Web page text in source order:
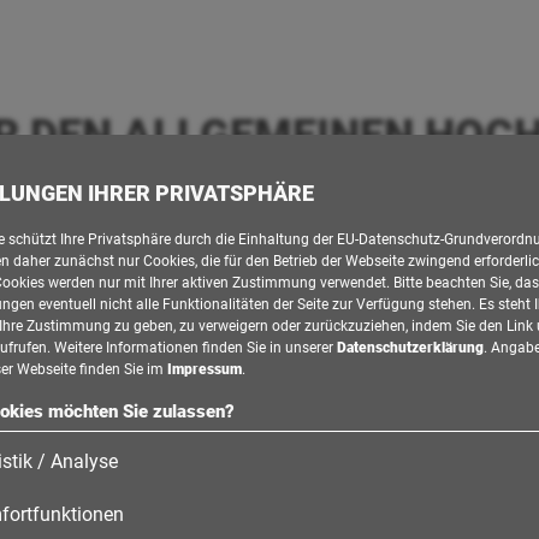
DEN ALLGEMEINEN
NACH DIN EN 206-1 UND DIN
Beton für Außenbauteile
Bauteile (LH)
und Beratungen zu den einzelnen
IHRER PRIVATSPHÄRE
schützt Ihre Privatsphäre durch die Einhaltung der EU-Datenschutz-
daher zunächst nur Cookies, die für den Betrieb der Webseite zwingend
werden nur mit Ihrer aktiven Zustimmung verwendet. Bitte beachten Sie,
eventuell nicht alle Funktionalitäten der Seite zur Verfügung stehen. Es steht
Zustimmung zu geben, zu verweigern oder zurückzuziehen, indem Sie den
Weitere Informationen finden Sie in unserer Datenschutzerklärung.
Webseite finden Sie im Impressum.
möchten Sie zulassen?
/ Analyse